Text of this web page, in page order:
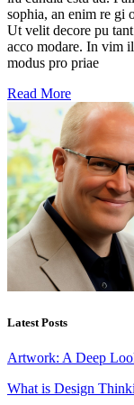
sophia, an enim re gi
Ut velit decore pu
acco modare. In vim
modus pro priae
Read More
Latest Posts
Artwork: A Deep
What is Design